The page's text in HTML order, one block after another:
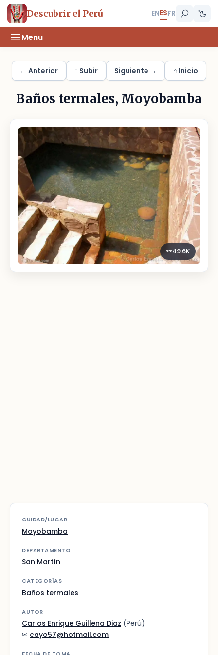
Descubrir el Perú ENESFR
Menu
← Anterior ↑ Subir Siguiente → ⌂ Inicio
Baños termales, Moyobamba
49.6K
CUIDAD/LUGAR
Moyobamba
DEPARTAMENTO
San Martín
CATEGORÍAS
Baños termales
AUTOR
Carlos Enrique Guillena Diaz (Perú)
✉ cayo57@hotmail.com
FECHA DE TOMA